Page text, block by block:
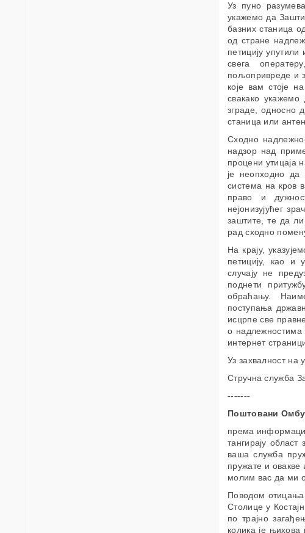
Уз пуно
укажемо да
базних станица
од стране
петицију
свега
пољопривреде и
које вам стоје
свакако
зграде, односно
станица или
Сходно
надзор над
процени утицаја
је неопходно да
система на кров
право и
нејонизујућег
заштите, те да
рад сходно
На крају,
петицију, као и
случају не
поднети
обраћању.
поступања
исцрпе све
о
интернет
Уз захвалност на
Стручна служба
-------
Поштовани
према
тангирају
ваша служба
пружате и овакве
молим вас да ми
Поводом отицања
Столице у
по трајно
колика је